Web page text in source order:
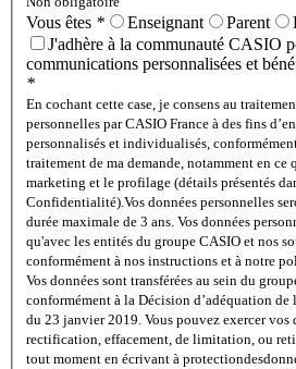
Vous êtes * Enseignant Parent
J'adhère à la communauté CASIO
communications personnalisées et
*
En cochant cette case, je consens au
personnelles par CASIO France à des fins
personnalisés et individualisés,
traitement de ma demande, notamment en
marketing et le profilage (détails présentés
Confidentialité).Vos données personnelles
durée maximale de 3 ans. Vos données
qu'avec les entités du groupe CASIO et nos
conformément à nos instructions et à notre
Vos données sont transférées au sein du
conformément à la Décision d’adéquation de
du 23 janvier 2019. Vous pouvez exercer vos
rectification, effacement, de limitation, ou
tout moment en écrivant à